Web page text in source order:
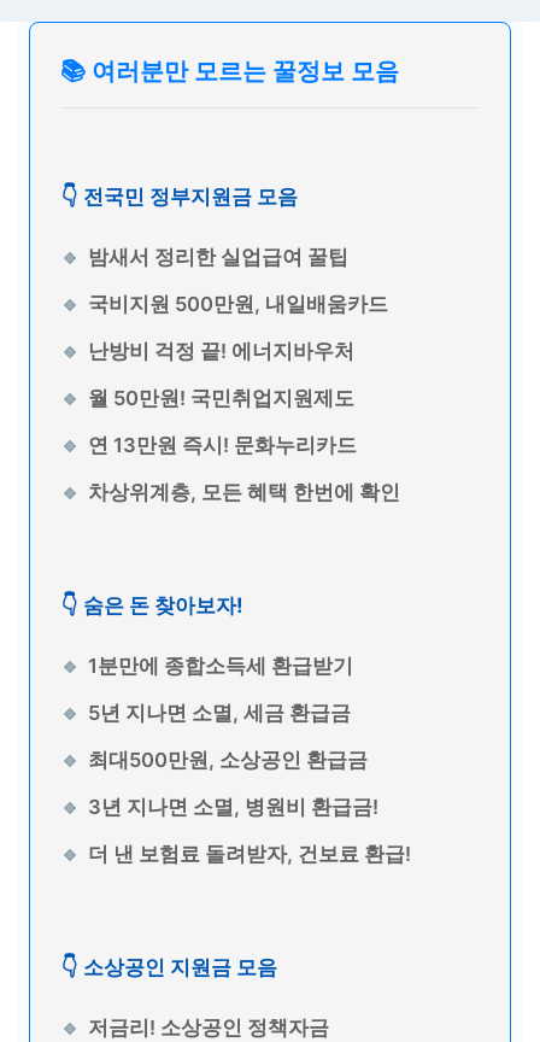
📚 여러분만 모르는 꿀정보 모음
👇 전국민 정부지원금 모음
밤새서 정리한 실업급여 꿀팁
국비지원 500만원, 내일배움카드
난방비 걱정 끝! 에너지바우처
월 50만원! 국민취업지원제도
연 13만원 즉시! 문화누리카드
차상위계층, 모든 혜택 한번에 확인
👇 숨은 돈 찾아보자!
1분만에 종합소득세 환급받기
5년 지나면 소멸, 세금 환급금
최대500만원, 소상공인 환급금
3년 지나면 소멸, 병원비 환급금!
더 낸 보험료 돌려받자, 건보료 환급!
👇 소상공인 지원금 모음
저금리! 소상공인 정책자금